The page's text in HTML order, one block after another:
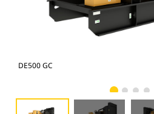
DE500 GC